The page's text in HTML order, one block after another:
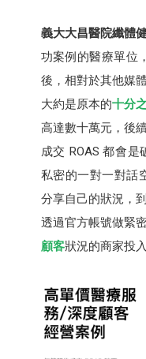
義大大昌醫院纖體
功案例的醫療單位
後，相對於其他媒
大約是原本的十分
高達數十萬元，後
成交 ROAS 都會
私密的一對一對話
分享自己的狀況，
透過官方帳號做緊
顧客狀況的商家投